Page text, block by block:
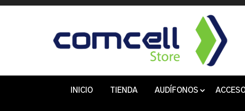
Comcell
Store
INICIO TIENDA AUDÍFONOS